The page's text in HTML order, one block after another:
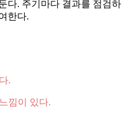
다. 주기마다 결과를 점검하
한다.
.
낌이 있다.